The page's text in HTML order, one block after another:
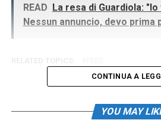
READ La resa di Guardiola: "Io
Nessun annuncio, devo prima
CONTINUA A
YOU MAY